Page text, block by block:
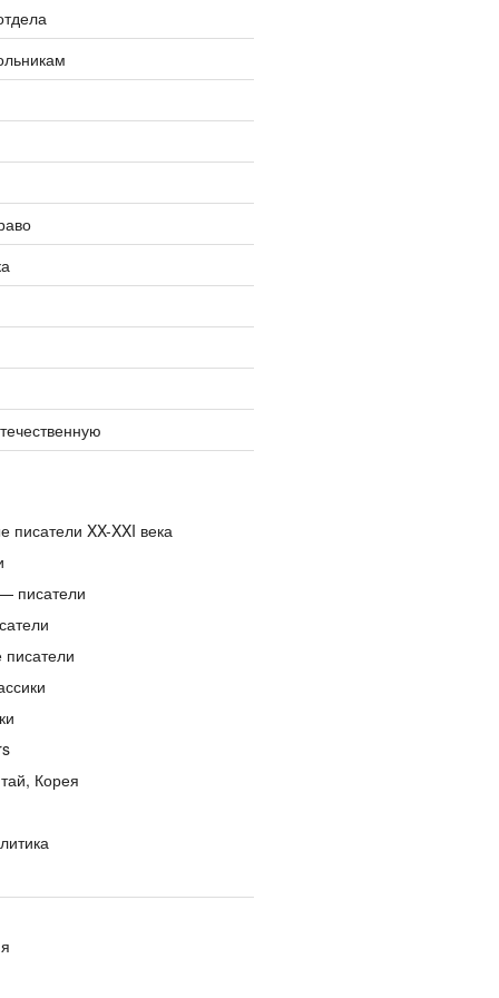
писатели XX-XXI века
писатели
писатели
Корея